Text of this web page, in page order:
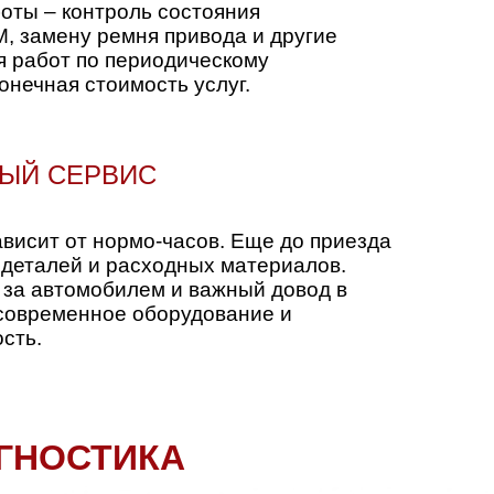
– контроль состояния
замену ремня привода и другие
работ по периодическому
стоимость услуг.
СЕРВИС
от нормо-часов. Еще до приезда
и расходных материалов.
автомобилем и важный довод в
оборудование и